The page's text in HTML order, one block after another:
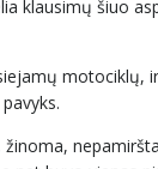
klausimų šiuo
motociklų,